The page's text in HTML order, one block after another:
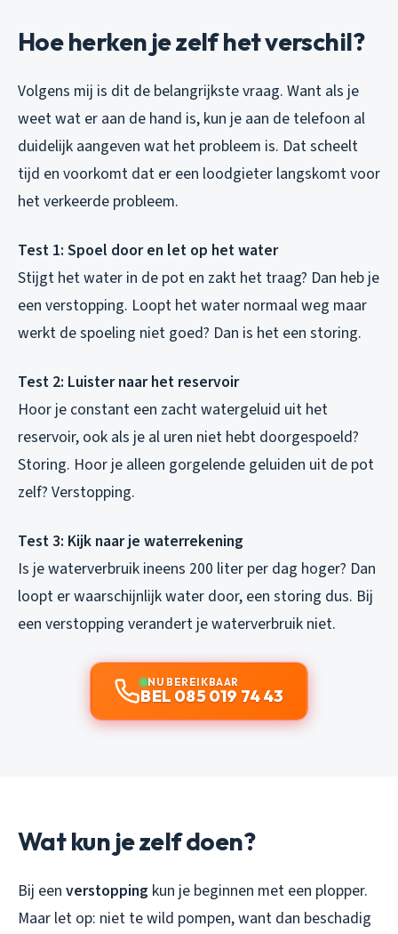
Hoe herken je zelf het verschil?
Volgens mij is dit de belangrijkste vraag. Want als je
weet wat er aan de hand is, kun je aan de telefoon al
duidelijk aangeven wat het probleem is. Dat scheelt
tijd en voorkomt dat er een loodgieter langskomt voor
het verkeerde probleem.
Test 1: Spoel door en let op het water
Stijgt het water in de pot en zakt het traag? Dan heb je
een verstopping. Loopt het water normaal weg maar
werkt de spoeling niet goed? Dan is het een storing.
Test 2: Luister naar het reservoir
Hoor je constant een zacht watergeluid uit het
reservoir, ook als je al uren niet hebt doorgespoeld?
Storing. Hoor je alleen gorgelende geluiden uit de pot
zelf? Verstopping.
Test 3: Kijk naar je waterrekening
Is je waterverbruik ineens 200 liter per dag hoger? Dan
loopt er waarschijnlijk water door, een storing dus. Bij
een verstopping verandert je waterverbruik niet.
NU BEREIKBAAR
BEL 085 019 74 43
Wat kun je zelf doen?
Bij een verstopping kun je beginnen met een plopper.
Maar let op: niet te wild pompen, want dan beschadig